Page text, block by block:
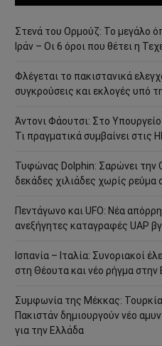
Στενά του Ορμούζ: Το μεγάλο
Ιράν – Οι 6 όροι που θέτει η
Φλέγεται το πακιστανικά
συγκρούσεις και εκλογές υπό
Άντονι Φάουτσι: Στο
Τι πραγματικά συμβαίνει στις
Τυφώνας Dolphin: Σαρώνει την
δεκάδες χιλιάδες χωρίς ρεύμα
Πεντάγωνο και UFO: Νέα
ανεξήγητες καταγραφές UAP
Ισπανία – Ιταλία: Συνοριακοί
στη Θέουτα και νέο ρήγμα
Συμφωνία της Μέκκας:
Πακιστάν δημιουργούν νέο
για την Ελλάδα